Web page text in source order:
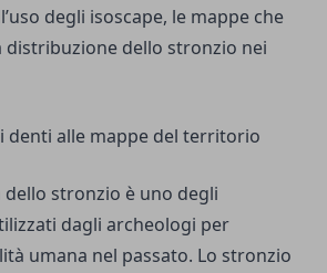
degli isoscape, le mappe che
distribuzione dello stronzio nei
denti alle mappe del territorio
dello stronzio è uno degli
dagli archeologi per
umana nel passato. Lo stronzio